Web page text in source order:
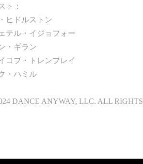
ト：
ヒドルストン
テル・イジョフォー
・ギラン
コブ・トレンブレイ
・ハミル
DANCE ANYWAY, LLC. ALL